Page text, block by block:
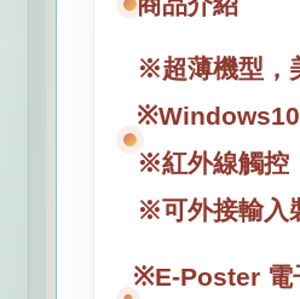
※超薄機型，
※Windows10
※紅外線觸控
※可外接輸入
※E-Poster 電